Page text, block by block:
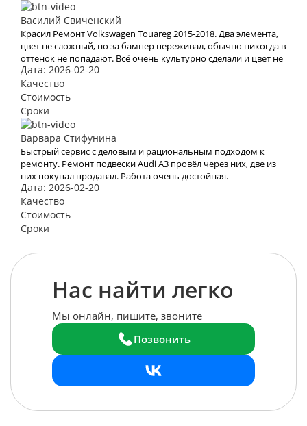
Василий Свиченский
Красил Ремонт Volkswagen Touareg 2015-2018. Два элемента,
цвет не сложный, но за бампер переживал, обычно никогда в
оттенок не попадают. Всё очень культурно сделали и цвет не
отличить от остальной машины.
Дата: 2026-02-20
Качество
Стоимость
Сроки
Варвара Стифунина
Быстрый сервис с деловым и рациональным подходом к
ремонту. Ремонт подвески Audi A3 провёл через них, две из
них покупал продавал. Работа очень достойная.
Дата: 2026-02-20
Качество
Стоимость
Сроки
Нас найти легко
Мы онлайн, пишите, звоните
Позвонить